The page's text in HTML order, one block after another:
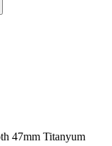
47mm Titanyum